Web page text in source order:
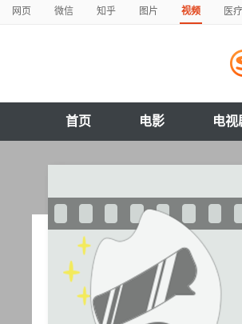
网页 微信 知乎 图片 视频 医疗
首页 电影 电视